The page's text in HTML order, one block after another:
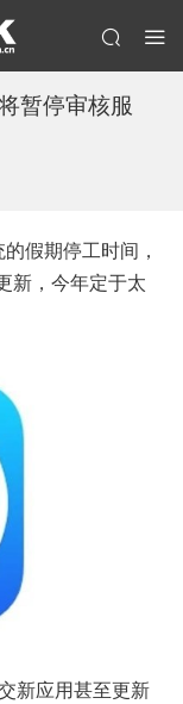
暂停审核服
假期停工时间，
新，今年定于太
新应用甚至更新